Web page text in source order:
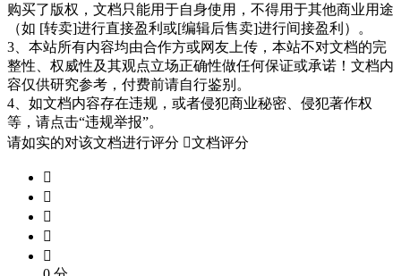
购买了版权，文档只能用于自身使用，不得用于其他商业用途
（如 [转卖]进行直接盈利或[编辑后售卖]进行间接盈利）。
3、本站所有内容均由合作方或网友上传，本站不对文档的完
整性、权威性及其观点立场正确性做任何保证或承诺！文档内
容仅供研究参考，付费前请自行鉴别。
4、如文档内容存在违规，或者侵犯商业秘密、侵犯著作权
等，请点击“违规举报”。
请如实的对该文档进行评分 文档评分




